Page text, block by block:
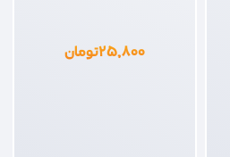
۲۵,۸۰۰تومان